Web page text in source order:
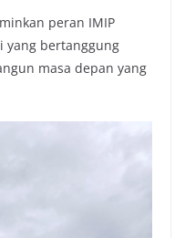
peran IMIP
yang bertanggung
masa depan yang